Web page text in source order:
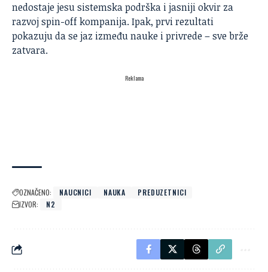
nedostaje jesu sistemska podrška i jasniji okvir za
razvoj spin-off kompanija. Ipak, prvi rezultati
pokazuju da se jaz između nauke i privrede – sve brže
zatvara.
Reklama
OZNAČENO: NAUCNICI NAUKA
PREDUZETNICI
IZVOR:
N2